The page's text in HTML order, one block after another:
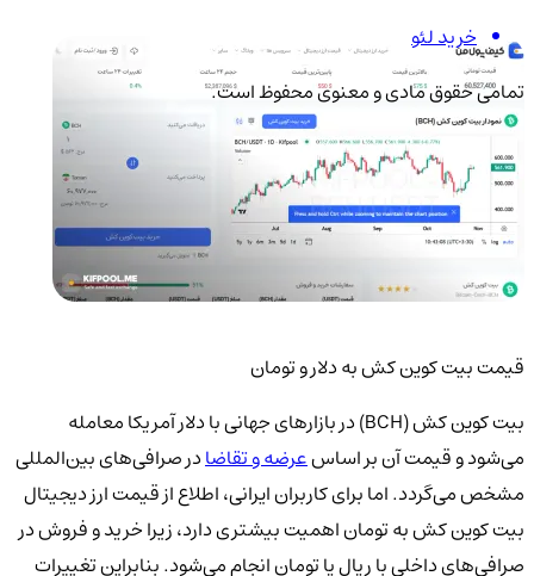
قیمت بیت کوین کش به دلار و تومان
بیت کوین کش (BCH) در بازارهای جهانی با دلار آمریکا معامله
می‌شود و قیمت آن بر اساسعرضه و تقاضادر صرافی‌های بین‌المللی
مشخص می‌گردد. اما برای کاربران ایرانی، اطلاع از قیمت ارز دیجیتال
بیت کوین کش به تومان اهمیت بیشتری دارد، زیرا خرید و فروش در
صرافی‌های داخلی با ریال یا تومان انجام می‌شود. بنابراین تغییرات
خرید لئو
تمامی حقوق مادی و معنوی محفوظ است.